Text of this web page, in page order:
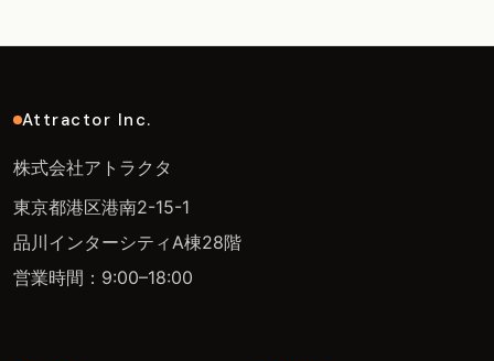
Attractor Inc.
株式会社アトラクタ
東京都港区港南2-15-1
品川インターシティA棟28階
営業時間：9:00–18:00